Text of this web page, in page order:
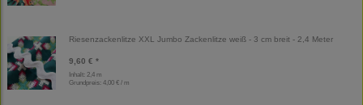
Riesenzackenlitze XXL Jumbo Zackenlitze weiß - 3 cm breit - 2,4 Meter
9,60 € *
Inhalt: 2,4 m
Grundpreis: 4,00 € / m